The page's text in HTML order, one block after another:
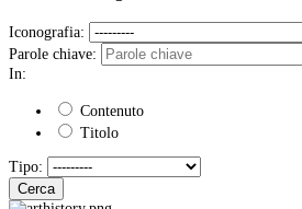
Iconografia:
Parole chiave:
In:
Contenuto
Titolo
Tipo:
Cerca